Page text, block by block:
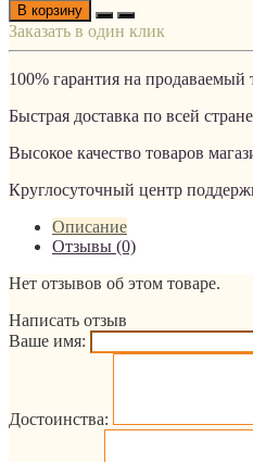
В корзину
Заказать в один клик
100% гарантия на продаваемый
Быстрая доставка по всей стране
Высокое качество товаров
Круглосуточный центр
Описание
Отзывы (0)
Нет отзывов об этом товаре.
Написать отзыв
Ваше имя:
Достоинства: